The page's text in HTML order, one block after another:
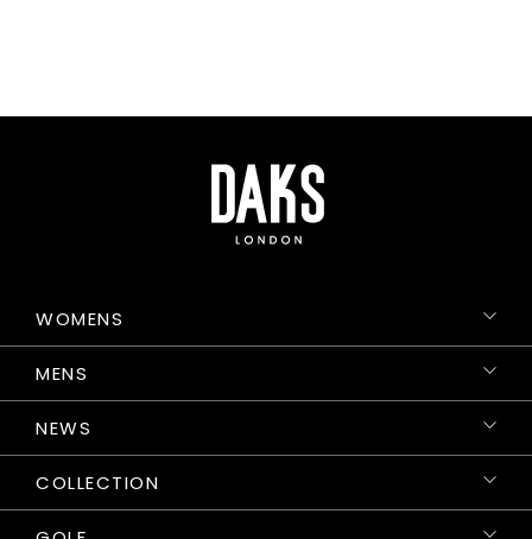
WOMENS
MENS
NEWS
COLLECTION